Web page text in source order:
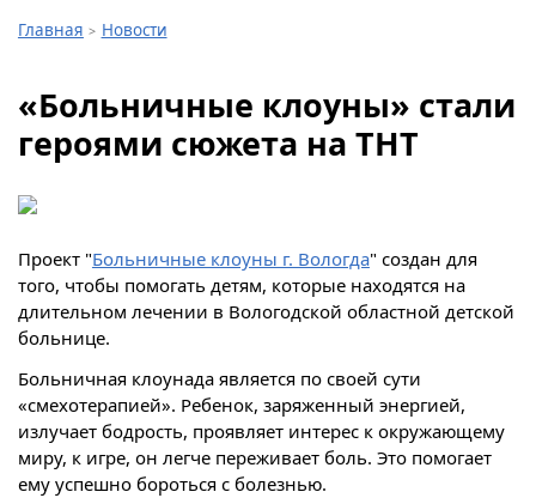
Главная Новости
«Больничные клоуны» стали
героями сюжета на ТНТ
Проект "Больничные клоуны г. Вологда" создан для
того, чтобы помогать детям, которые находятся на
длительном лечении в Вологодской областной детской
больнице.
Больничная клоунада является по своей сути
«смехотерапией». Ребенок, заряженный энергией,
излучает бодрость, проявляет интерес к окружающему
миру, к игре, он легче переживает боль. Это помогает
ему успешно бороться с болезнью.